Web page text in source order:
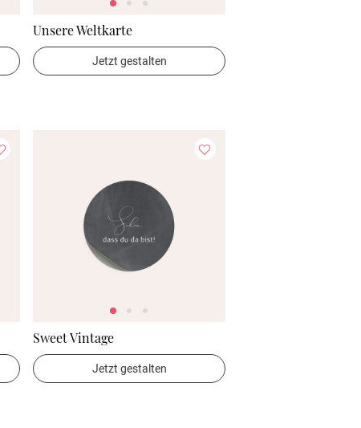
Unsere Weltkarte
Jetzt gestalten
Sweet Vintage
Jetzt gestalten